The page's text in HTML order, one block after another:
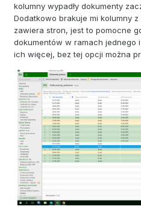
kolumny wypadły dokumenty
Dodatkowo brakuje mi kolumny
zawiera stron, jest to pomocne
dokumentów w ramach jednego
ich więcej, bez tej opcji można